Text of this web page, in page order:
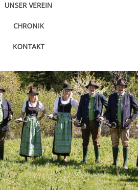
UNSER VEREIN
CHRONIK
KONTAKT